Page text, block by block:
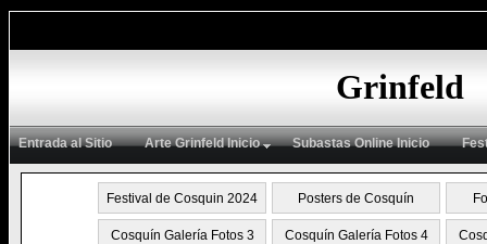
Grinfeld
Entrada al Sitio Arte Grinfeld Inicio Subastas Online Inicio
Festival de Cosquin 2024 Posters de Cosquín
Cosquín Galería Fotos 3 Cosquín Galería Fotos 4